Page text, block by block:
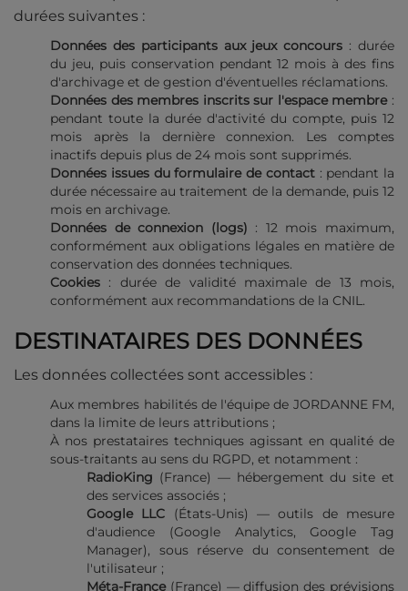
durées suivantes :
Données des participants aux jeux concours : durée
du jeu, puis conservation pendant 12 mois à des fins
d'archivage et de gestion d'éventuelles réclamations.
Données des membres inscrits sur l'espace membre:
pendant toute la durée d'activité du compte, puis 12
mois après la dernière connexion. Les comptes
inactifs depuis plus de 24 mois sont supprimés.
Données issues du formulaire de contact: pendant la
durée nécessaire au traitement de la demande, puis 12
mois en archivage.
Données de connexion (logs) : 12 mois maximum,
conformément aux obligations légales en matière de
conservation des données techniques.
Cookies : durée de validité maximale de 13 mois,
conformément aux recommandations de la CNIL.
DESTINATAIRES DES DONNÉES
Les données collectées sont accessibles :
Aux membres habilités de l'équipe de JORDANNE FM,
dans la limite de leurs attributions ;
À nos prestataires techniques agissant en qualité de
sous-traitants au sens du RGPD, et notamment :
RadioKing (France) — hébergement du site et
des services associés ;
Google LLC (États-Unis) — outils de mesure
d'audience (Google Analytics, Google Tag
Manager), sous réserve du consentement de
l'utilisateur ;
Méta-France(France) — diffusion des prévisions